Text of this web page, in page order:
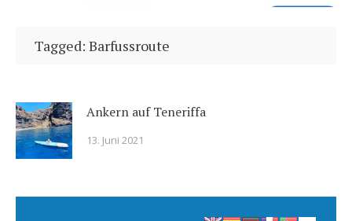
to
Tagged: Barfussroute
Ankern auf Teneriffa
13. Juni 2021